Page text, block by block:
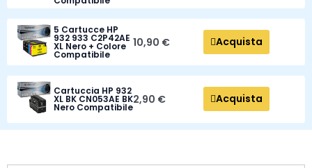
5 Cartucce HP
932 933 C2P42AE
XL Nero + Colore
Compatibile
10,90 € Acquista
Cartuccia HP 932
XL BK CN053AE BK
Nero Compatibile
2,90 € Acquista